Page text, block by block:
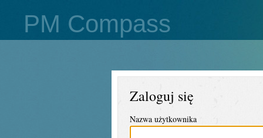
PM Compass
Zaloguj się
Nazwa użytkownika